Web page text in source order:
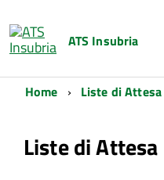
ATS Insubria
Home Liste di Attesa
Liste di Attesa